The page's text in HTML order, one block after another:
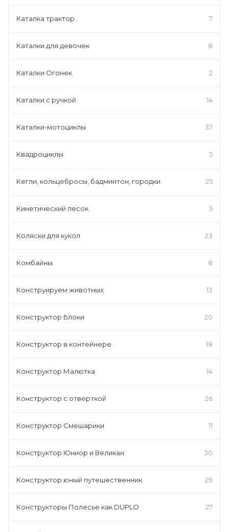
Каталка трактор 7
Каталки для девочек 8
Каталки Огонек 2
Каталки с ручкой 14
Каталки-мотоциклы 37
Квадроциклы 5
Кегли, кольцебросы, бадминтон, городки 25
Кинетический песок 5
Коляски для кукол 23
Комбайны 8
Конструируем животных 13
Конструктор Блоки 20
Конструктор в контейнере 18
Конструктор Малютка 14
Конструктор с отверткой 26
Конструктор Смешарики 11
Конструктор Юниор и Великан 30
Конструктор юный путешественник 29
Конструкторы Полесье как DUPLO 27